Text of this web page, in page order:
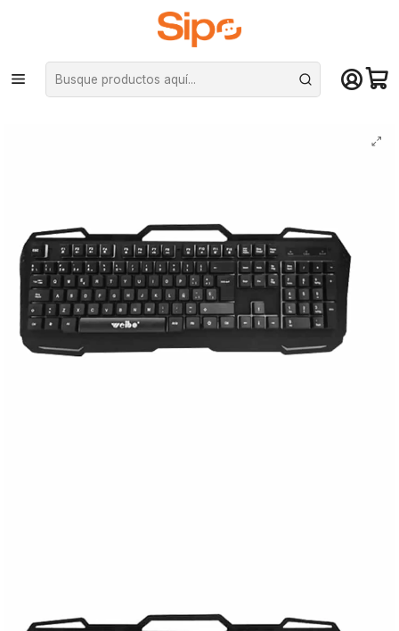
¡Compra hasta mediodía y recibe hoy! De lunes a sábado en el gran
Santiago. Envío gratis desde $29.990
Inicio Computación y Gamers Teclados Mecánicos
Teclado gamer Weibo WB-539 Base metálica Tricolor